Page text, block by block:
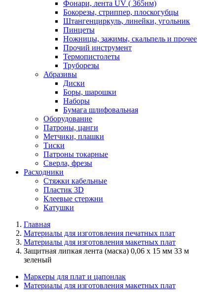
Фонари, лента UV ( 365нм)
Бокорезы, cтриппер, плоскогубцы
Штангенциркуль, линейки, угольник
Пинцеты
Ножницы, зажимы, скальпель и прочее
Прочий инструмент
Термопистолеты
Труборезы
Абразивы
Диски
Боры, шарошки
Наборы
Бумага шлифовальная
Оборудование
Патроны, цанги
Метчики, плашки
Тиски
Патроны токарные
Сверла, фрезы
Расходники
Стяжки кабельные
Пластик 3D
Клеевые стержни
Катушки
Главная
Материалы для изготовления печатных плат
Материалы для изготовления макетных плат
Защитная липкая лента (маска) 0,06 х 15 мм 33 м
зеленый
Маркеры для плат и цапонлак
Материалы для изготовления макетных плат